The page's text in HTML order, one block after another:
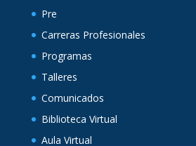
Pre
Carreras Profesionales
Programas
Talleres
Comunicados
Biblioteca Virtual
Aula Virtual